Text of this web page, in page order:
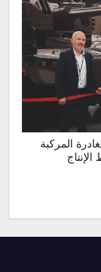
المركبة